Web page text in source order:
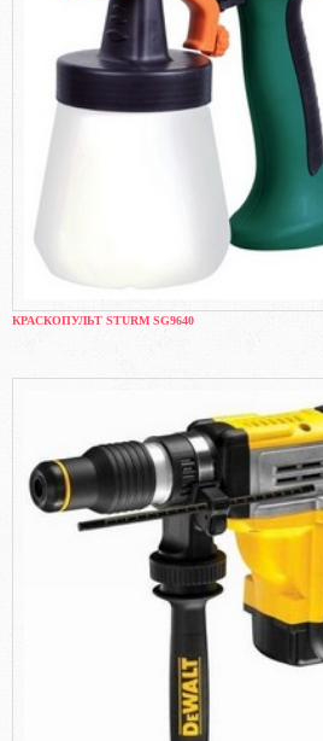
КРАСКОПУЛЬТ STURM SG9640